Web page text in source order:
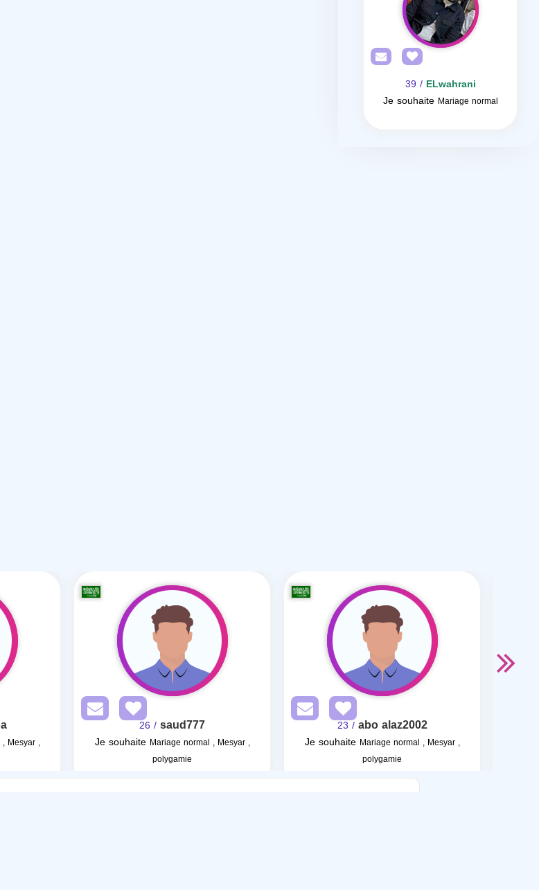
ELwahrani
/ 39
Je souhaite Mariage normal
Mesyar ,
saud777
/ 26
Je souhaite Mariage normal , Mesyar ,
polygamie
abo alaz2002
/ 23
Je souhaite Mariage normal , Mesyar ,
polygamie